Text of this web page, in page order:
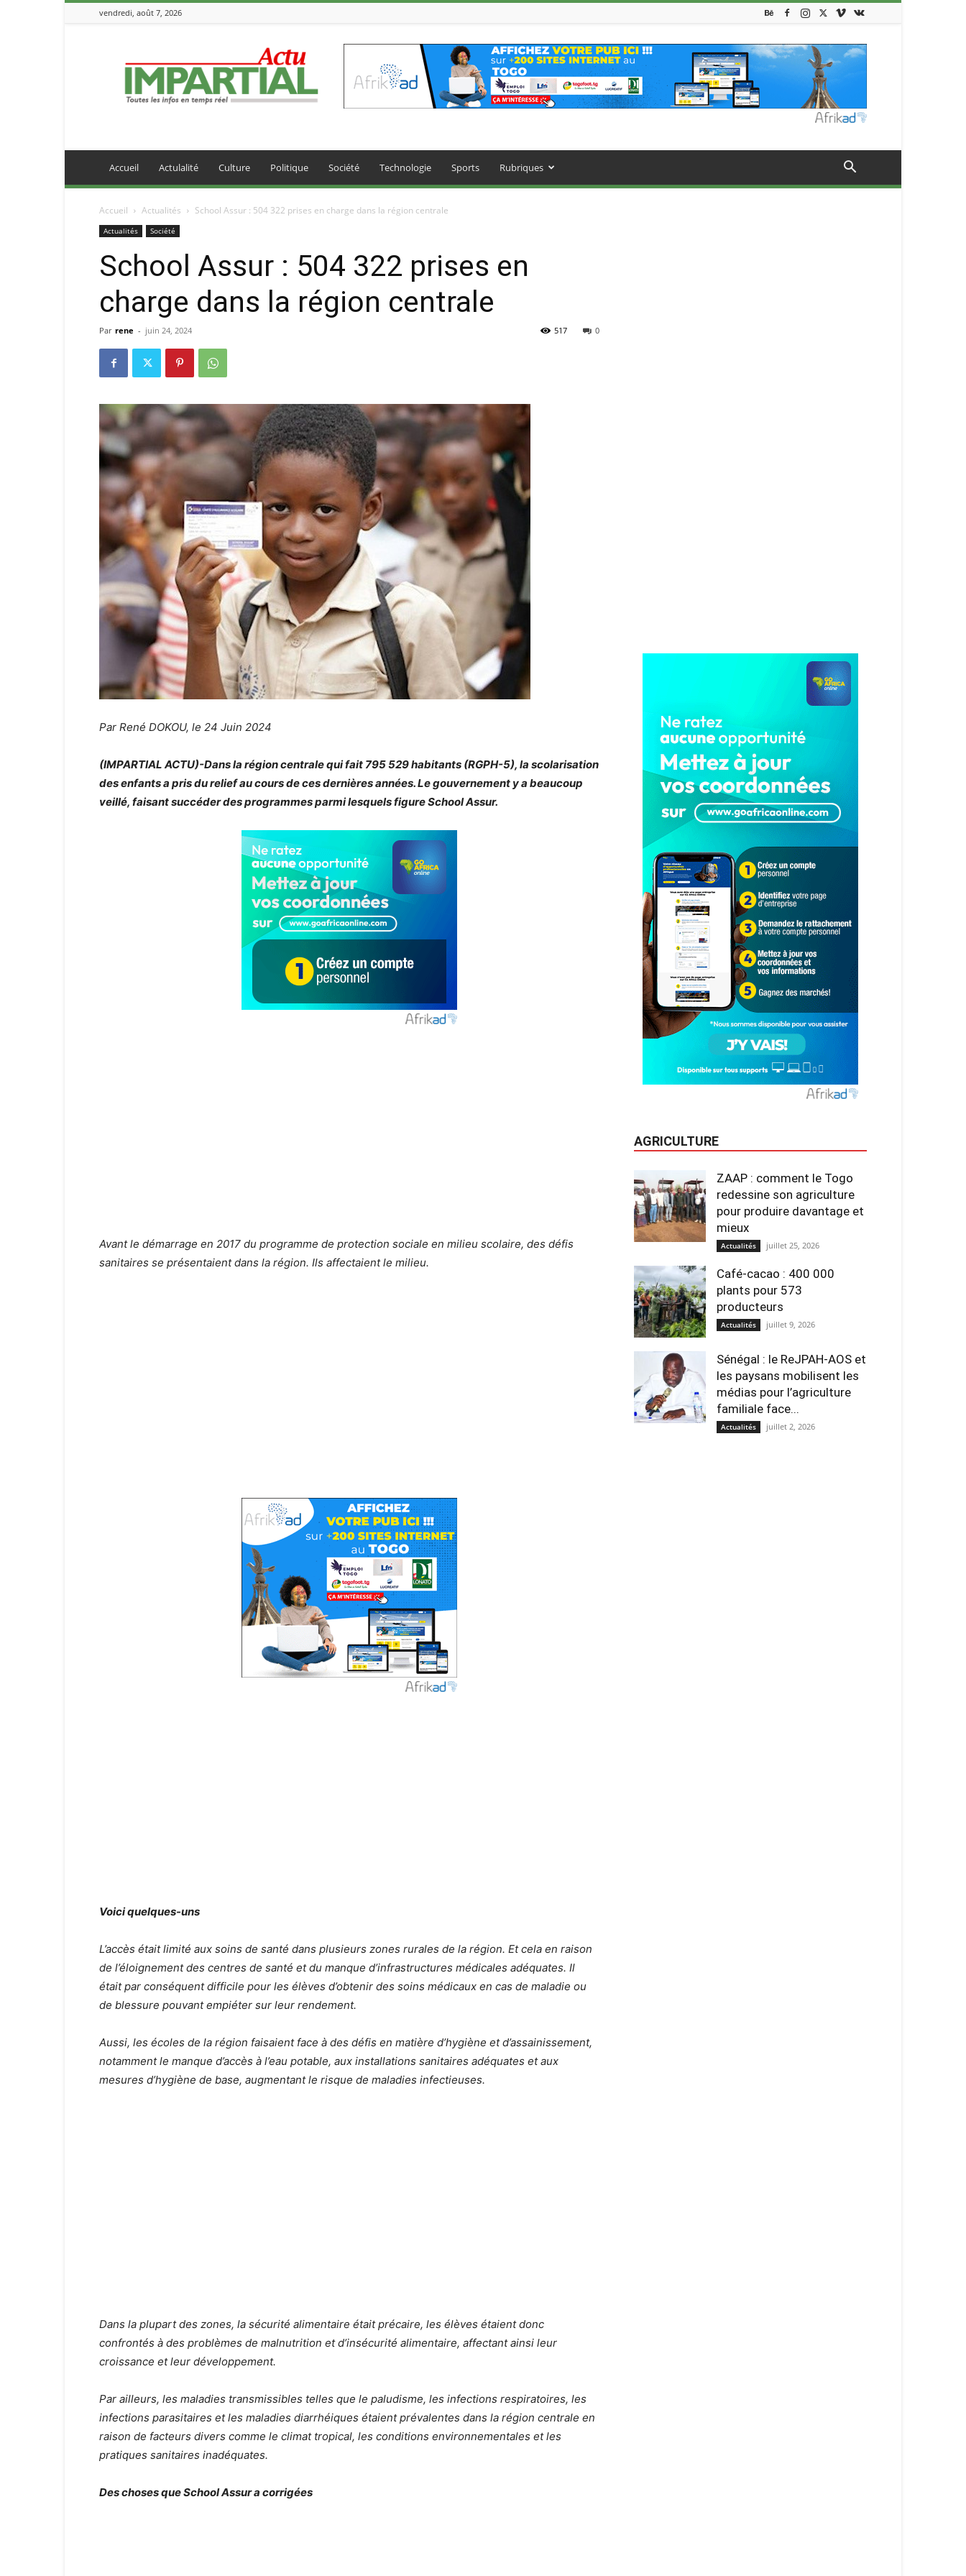
vendredi, août 7, 2026
IMPARTIALACTU
Accueil Actulalité Culture Politique Société Technologie Sports Rubriques
Accueil Actualités School Assur : 504 322 prises en charge dans la région centrale
Actualités Société
School Assur : 504 322 prises en
charge dans la région centrale
Par rene - juin 24, 2024 0
517
Par René DOKOU, le 24 Juin 2024
(IMPARTIAL ACTU)-Dans la région centrale qui fait 795 529 habitants (RGPH-5), la scolarisation
des enfants a pris du relief au cours de ces dernières années. Le gouvernement y a beaucoup
veillé, faisant succéder des programmes parmi lesquels figure School Assur.
Avant le démarrage en 2017 du programme de protection sociale en milieu scolaire, des défis
sanitaires se présentaient dans la région. Ils affectaient le milieu.
Voici quelques-uns
L’accès était limité aux soins de santé dans plusieurs zones rurales de la région. Et cela en raison
de l’éloignement des centres de santé et du manque d’infrastructures médicales adéquates. Il
était par conséquent difficile pour les élèves d’obtenir des soins médicaux en cas de maladie ou
de blessure pouvant empiéter sur leur rendement.
Aussi, les écoles de la région faisaient face à des défis en matière d’hygiène et d’assainissement,
notamment le manque d’accès à l’eau potable, aux installations sanitaires adéquates et aux
mesures d’hygiène de base, augmentant le risque de maladies infectieuses.
Dans la plupart des zones, la sécurité alimentaire était précaire, les élèves étaient donc
confrontés à des problèmes de malnutrition et d’insécurité alimentaire, affectant ainsi leur
croissance et leur développement.
Par ailleurs, les maladies transmissibles telles que le paludisme, les infections respiratoires, les
infections parasitaires et les maladies diarrhéiques étaient prévalentes dans la région centrale en
raison de facteurs divers comme le climat tropical, les conditions environnementales et les
pratiques sanitaires inadéquates.
Des choses que School Assur a corrigées
AGRICULTURE
ZAAP : comment le Togo
redessine son agriculture
pour produire davantage et
mieux
Actualités juillet 25, 2026
Café-cacao : 400 000
plants pour 573
producteurs
Actualités juillet 9, 2026
Sénégal : le ReJPAH-AOS et
les paysans mobilisent les
médias pour l’agriculture
familiale face...
Actualités juillet 2, 2026